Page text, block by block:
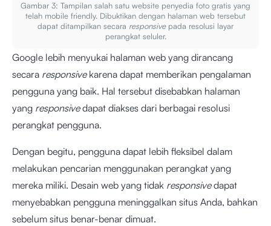
Gambar 3: Tampilan salah satu website penyedia foto gratis yang
telah mobile friendly. Dibuktikan dengan halaman web tersebut
dapat ditampilkan secara responsivepada resolusi layar
perangkat seluler.
Google lebih menyukai halaman web yang dirancang
secara responsive karena dapat memberikan pengalaman
pengguna yang baik. Hal tersebut disebabkan halaman
yang responsivedapat diakses dari berbagai resolusi
perangkat pengguna.
Dengan begitu, pengguna dapat lebih fleksibel dalam
melakukan pencarian menggunakan perangkat yang
mereka miliki. Desain web yang tidak responsivedapat
menyebabkan pengguna meninggalkan situs Anda, bahkan
sebelum situs benar-benar dimuat.